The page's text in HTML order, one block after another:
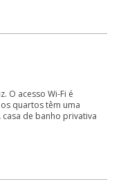
O acesso Wi-Fi é
de banho privativa